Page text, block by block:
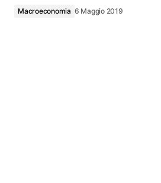
Macroeconomia 6 Maggio 2019